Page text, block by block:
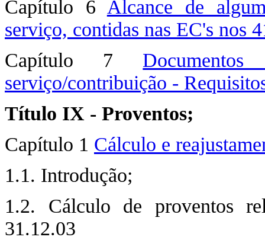
Capítulo 6 Alcance de
serviço, contidas nas EC's nos
Capítulo 7
serviço/contribuição -
Título IX - Proventos;
Capítulo 1 Cálculo e
1.1. Introdução;
1.2. Cálculo de proventos
31.12.03